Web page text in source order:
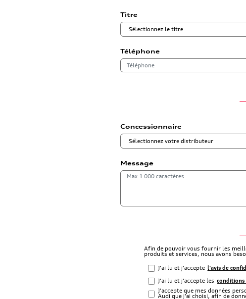
Titre
Téléphone
Concessionnaire
Message
Afin de pouvoir vous fournir les
produits et services, nous avons
J'ai lu et j'accepte l'avis de
J'ai lu et j'accepte les conditions
J'accepte que mes données
Audi que j'ai choisi, afin de